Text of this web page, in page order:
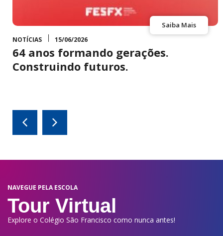
Saiba Mais
NOTÍCIAS 15/06/2026
64 anos formando gerações.
Construindo futuros.
NAVEGUE PELA ESCOLA
Tour Virtual
Explore o Colégio São Francisco como nunca antes!